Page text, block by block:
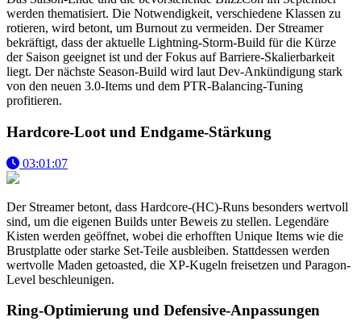
werden thematisiert. Die Notwendigkeit, verschiedene Klassen zu
rotieren, wird betont, um Burnout zu vermeiden. Der Streamer
bekräftigt, dass der aktuelle Lightning-Storm-Build für die Kürze
der Saison geeignet ist und der Fokus auf Barriere-Skalierbarkeit
liegt. Der nächste Season-Build wird laut Dev-Ankündigung stark
von den neuen 3.0-Items und dem PTR-Balancing-Tuning
profitieren.
Hardcore-Loot und Endgame-Stärkung
03:01:07
Der Streamer betont, dass Hardcore-(HC)-Runs besonders wertvoll
sind, um die eigenen Builds unter Beweis zu stellen. Legendäre
Kisten werden geöffnet, wobei die erhofften Unique Items wie die
Brustplatte oder starke Set-Teile ausbleiben. Stattdessen werden
wertvolle Maden getoasted, die XP-Kugeln freisetzen und Paragon-
Level beschleunigen.
Ring-Optimierung und Defensive-Anpassungen